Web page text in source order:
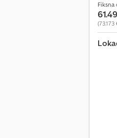
Fiksna